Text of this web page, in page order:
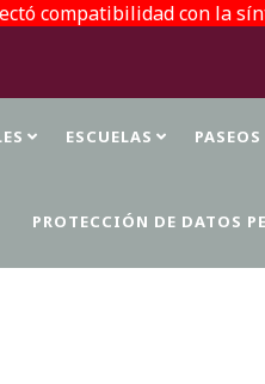
compatibilidad con la
ESCUELAS
PROTECCIÓN DE DATOS